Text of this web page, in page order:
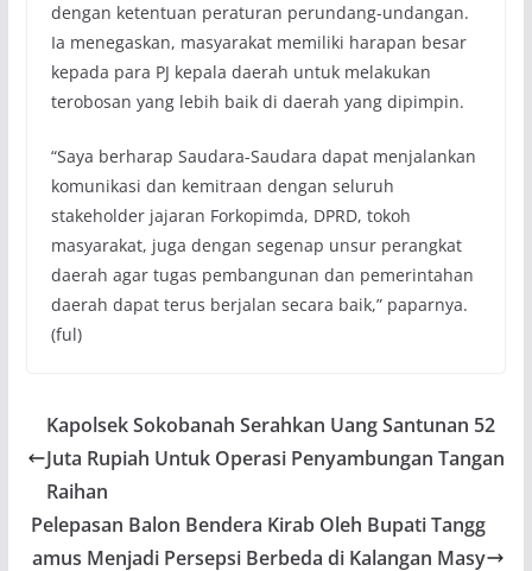
dengan ketentuan peraturan perundang-undangan.
Ia menegaskan, masyarakat memiliki harapan besar
kepada para PJ kepala daerah untuk melakukan
terobosan yang lebih baik di daerah yang dipimpin.
“Saya berharap Saudara-Saudara dapat menjalankan
komunikasi dan kemitraan dengan seluruh
stakeholder jajaran Forkopimda, DPRD, tokoh
masyarakat, juga dengan segenap unsur perangkat
daerah agar tugas pembangunan dan pemerintahan
daerah dapat terus berjalan secara baik,” paparnya.
(ful)
Kapolsek Sokobanah Serahkan Uang Santunan 52
Juta Rupiah Untuk Operasi Penyambungan Tangan
Raihan
Pelepasan Balon Bendera Kirab Oleh Bupati Tangg
amus Menjadi Persepsi Berbeda di Kalangan Masy